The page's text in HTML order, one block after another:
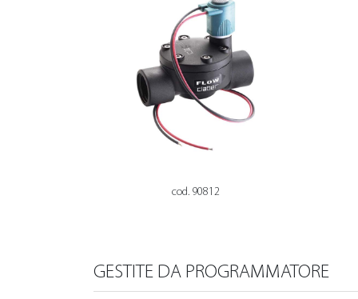
cod. 90812
GESTITE DA PROGRAMMATORE